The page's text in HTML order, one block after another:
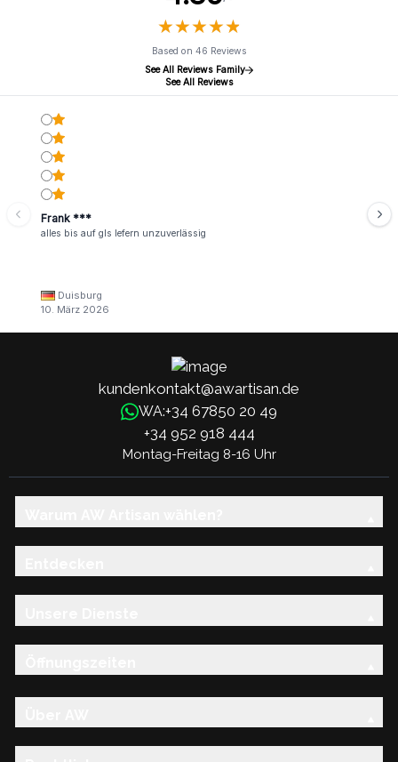
★★★★★
★★★★★
Based on 46 Reviews
See All Reviews Family
See All Reviews
Frank ***
alles bis auf gls lefern unzuverlässig
Duisburg
10. März 2026
kundenkontakt@awartisan.de
WA:+34 67850 20 49
+34 952 918 444
Montag-Freitag 8-16 Uhr